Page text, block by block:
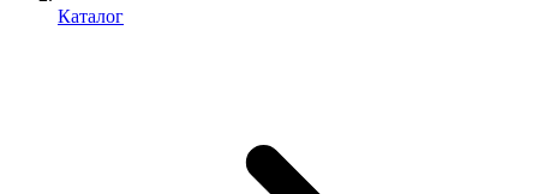
Каталог